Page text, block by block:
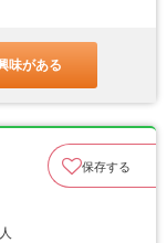
味がある
保存する